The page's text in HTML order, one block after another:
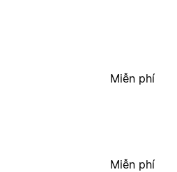
Miễn phí
Miễn phí